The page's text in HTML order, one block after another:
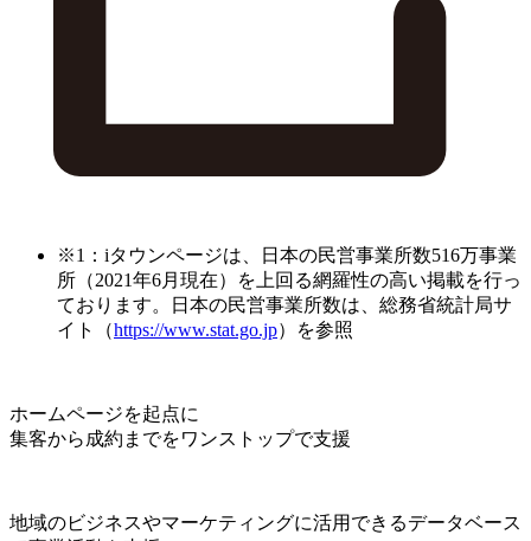
※1：iタウンページは、日本の民営事業所数516万事業
所（2021年6月現在）を上回る網羅性の高い掲載を行っ
ております。日本の民営事業所数は、総務省統計局サ
イト（https://www.stat.go.jp）を参照
ホームページを起点に
集客から成約までをワンストップで支援
地域のビジネスやマーケティングに活用できるデータベース